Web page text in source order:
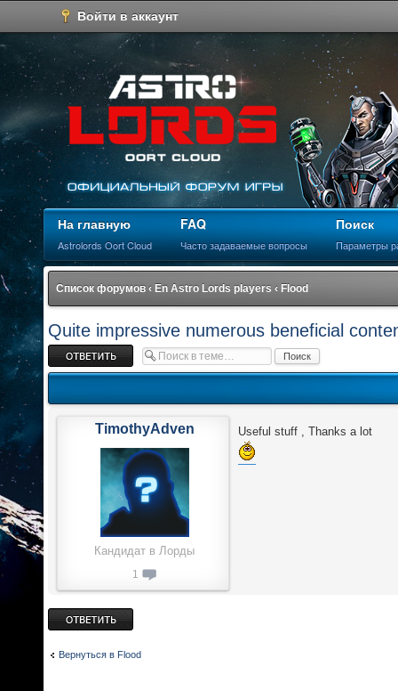
Войти в аккаунт
На главную
Astrolords Oort Cloud
FAQ
Часто задаваемые вопросы
Поиск
Параметры
Список форумов ‹ En Astro Lords players ‹ Flood
Quite impressive numerous beneficial
Ответить
Useful stuff , Thanks a lot
TimothyAdven
Кандидат в Лорды
1
Ответить
Вернуться в Flood